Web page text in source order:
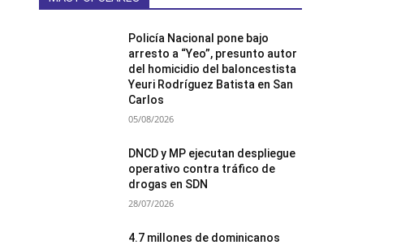
Policía Nacional pone bajo
arresto a “Yeo”, presunto autor
del homicidio del baloncestista
Yeuri Rodríguez Batista en San
Carlos
05/08/2026
DNCD y MP ejecutan despliegue
operativo contra tráfico de
drogas en SDN
28/07/2026
4.7 millones de dominicanos